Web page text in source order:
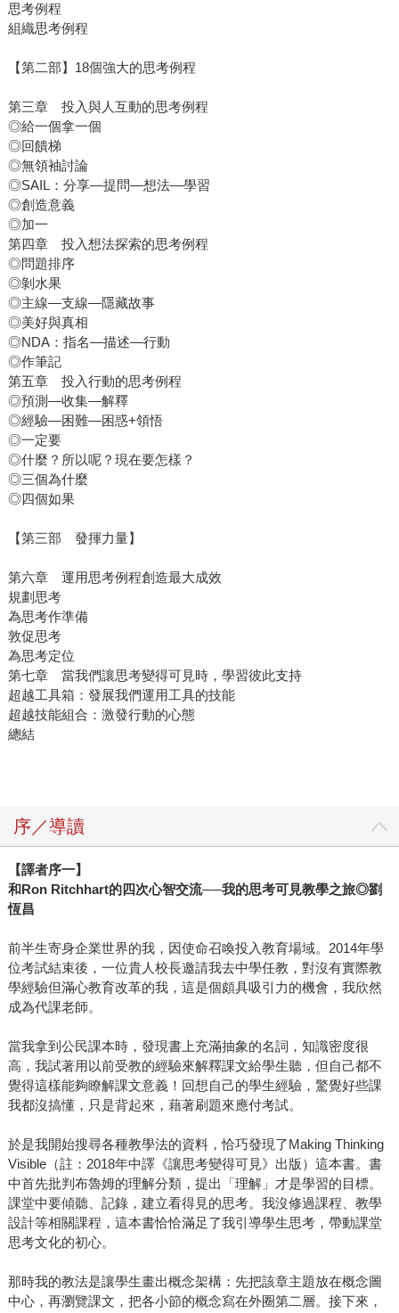
思考例程
組織思考例程
【第二部】18個強大的思考例程
第三章 投入與人互動的思考例程
◎給一個拿一個
◎回饋梯
◎無領袖討論
◎SAIL：分享—提問—想法—學習
◎創造意義
◎加一
第四章 投入想法探索的思考例程
◎問題排序
◎剝水果
◎主線—支線—隱藏故事
◎美好與真相
◎NDA：指名—描述—行動
◎作筆記
第五章 投入行動的思考例程
◎預測—收集—解釋
◎經驗—困難—困惑+領悟
◎一定要
◎什麼？所以呢？現在要怎樣？
◎三個為什麼
◎四個如果
【第三部 發揮力量】
第六章 運用思考例程創造最大成效
規劃思考
為思考作準備
敦促思考
為思考定位
第七章 當我們讓思考變得可見時，學習彼此支持
超越工具箱：發展我們運用工具的技能
超越技能組合：激發行動的心態
總結
序／導讀
【譯者序一】
和Ron Ritchhart的四次心智交流──我的思考可見教學之旅◎劉
恆昌
前半生寄身企業世界的我，因使命召喚投入教育場域。2014年學
位考試結束後，一位貴人校長邀請我去中學任教，對沒有實際教
學經驗但滿心教育改革的我，這是個頗具吸引力的機會，我欣然
成為代課老師。
當我拿到公民課本時，發現書上充滿抽象的名詞，知識密度很
高，我試著用以前受教的經驗來解釋課文給學生聽，但自己都不
覺得這樣能夠瞭解課文意義！回想自己的學生經驗，驚覺好些課
我都沒搞懂，只是背起來，藉著刷題來應付考試。
於是我開始搜尋各種教學法的資料，恰巧發現了Making Thinking
Visible（註：2018年中譯《讓思考變得可見》出版）這本書。書
中首先批判布魯姆的理解分類，提出「理解」才是學習的目標。
課堂中要傾聽、記錄，建立看得見的思考。我沒修過課程、教學
設計等相關課程，這本書恰恰滿足了我引導學生思考，帶動課堂
思考文化的初心。
那時我的教法是讓學生畫出概念架構：先把該章主題放在概念圖
中心，再瀏覽課文，把各小節的概念寫在外圈第二層。接下來，